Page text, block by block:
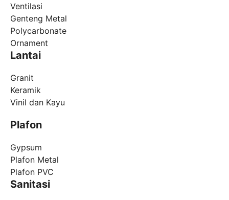
Ventilasi
Genteng Metal
Polycarbonate
Ornament
Lantai
Granit
Keramik
Vinil dan Kayu
Plafon
Gypsum
Plafon Metal
Plafon PVC
Sanitasi